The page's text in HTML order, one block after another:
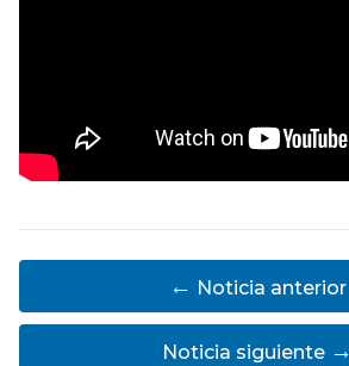
← Noticia anterior
Noticia siguiente →